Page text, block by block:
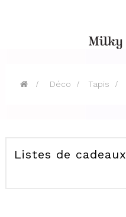
> Déco > Tapis >
Listes de cadeaux